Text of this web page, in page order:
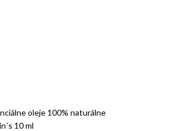
oleje 100% naturálne
10 ml